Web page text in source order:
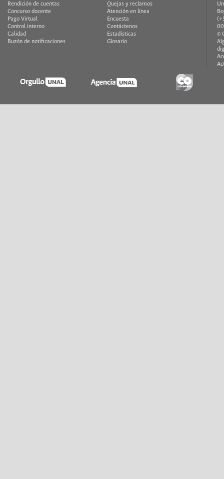
Rendición de cuentas
Concurso docente
Pago Virtual
Control interno
Calidad
Buzón de notificaciones
Quejas y reclamos
Atención en línea
Encuesta
Contáctenos
Estadísticas
Glosario
©